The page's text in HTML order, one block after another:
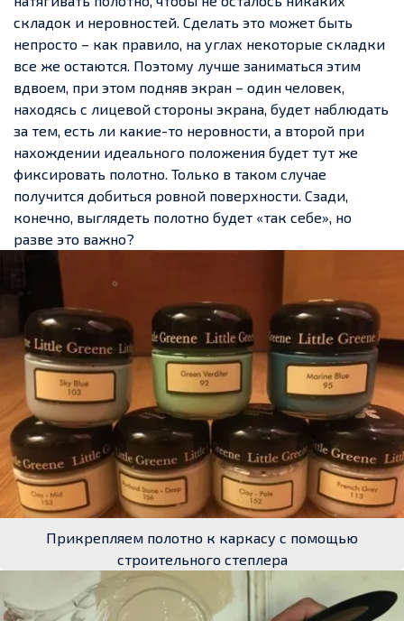
складок и неровностей. Сделать это может быть
непросто – как правило, на углах некоторые складки
все же остаются. Поэтому лучше заниматься этим
вдвоем, при этом подняв экран – один человек,
находясь с лицевой стороны экрана, будет наблюдать
за тем, есть ли какие-то неровности, а второй при
нахождении идеального положения будет тут же
фиксировать полотно. Только в таком случае
получится добиться ровной поверхности. Сзади,
конечно, выглядеть полотно будет «так себе», но
разве это важно?
Прикрепляем полотно к каркасу с помощью
строительного степлера